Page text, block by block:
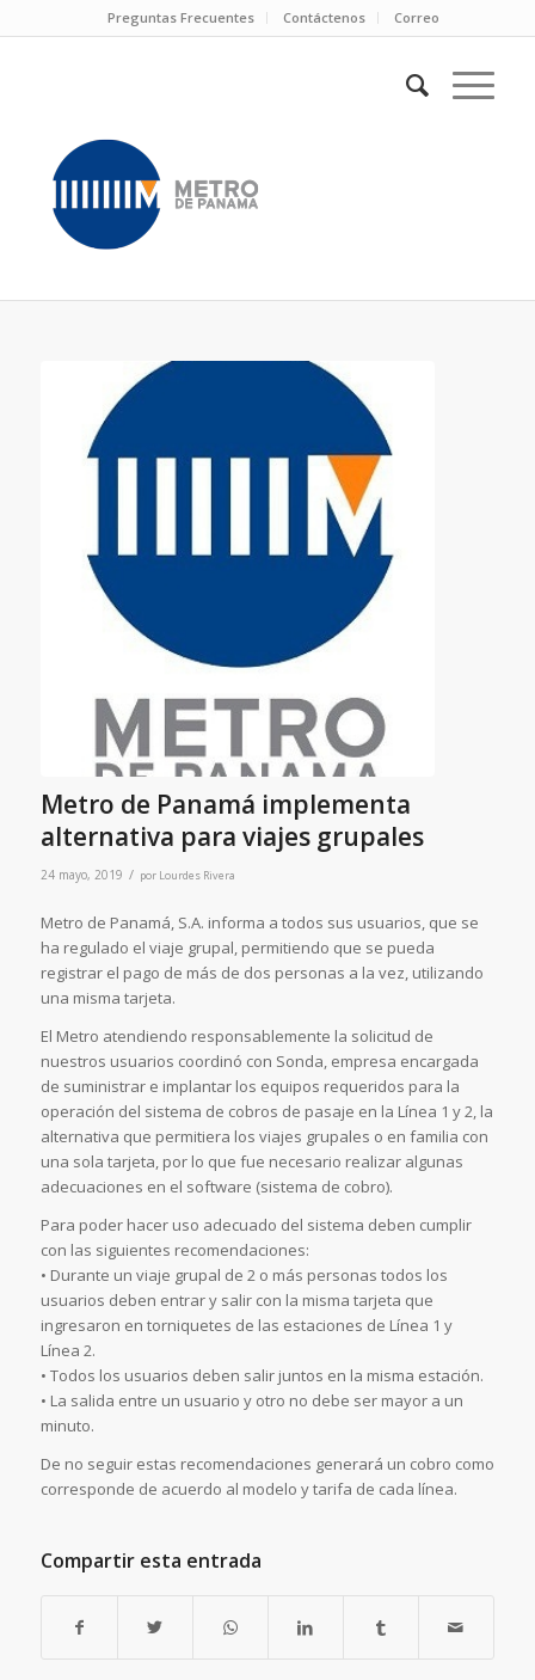
Preguntas Frecuentes Contáctenos Correo
Metro de Panamá implementa
alternativa para viajes grupales
24 mayo, 2019 / por Lourdes Rivera
Metro de Panamá, S.A. informa a todos sus usuarios, que se
ha regulado el viaje grupal, permitiendo que se pueda
registrar el pago de más de dos personas a la vez, utilizando
una misma tarjeta.
El Metro atendiendo responsablemente la solicitud de
nuestros usuarios coordinó con Sonda, empresa encargada
de suministrar e implantar los equipos requeridos para la
operación del sistema de cobros de pasaje en la Línea 1 y 2, la
alternativa que permitiera los viajes grupales o en familia con
una sola tarjeta, por lo que fue necesario realizar algunas
adecuaciones en el software (sistema de cobro).
Para poder hacer uso adecuado del sistema deben cumplir
con las siguientes recomendaciones:
• Durante un viaje grupal de 2 o más personas todos los
usuarios deben entrar y salir con la misma tarjeta que
ingresaron en torniquetes de las estaciones de Línea 1 y
Línea 2.
• Todos los usuarios deben salir juntos en la misma estación.
• La salida entre un usuario y otro no debe ser mayor a un
minuto.
De no seguir estas recomendaciones generará un cobro como
corresponde de acuerdo al modelo y tarifa de cada línea.
Compartir esta entrada